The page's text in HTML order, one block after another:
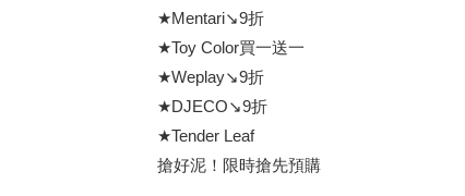
★Mentari↘9折
★Toy Color買一送一
★Weplay↘9折
★DJECO↘9折
★Tender Leaf
搶好泥！限時搶先預購